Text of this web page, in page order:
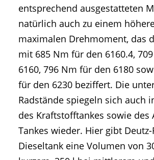
entsprechend ausgestatteten
natürlich auch zu einem
maximalen Drehmoment, das
mit 685 Nm für den 6160.4,
6160, 796 Nm für den 6180
für den 6230 beziffert. Die
Radstände spiegeln sich auch
des Kraftstofftankes sowie des
Tankes wieder. Hier gibt
Dieseltank eine Volumen von